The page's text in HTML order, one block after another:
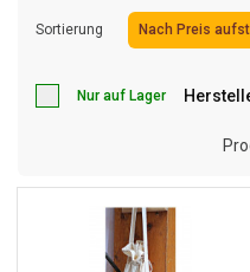
Sortierung Nach Preis
Nur auf Lager